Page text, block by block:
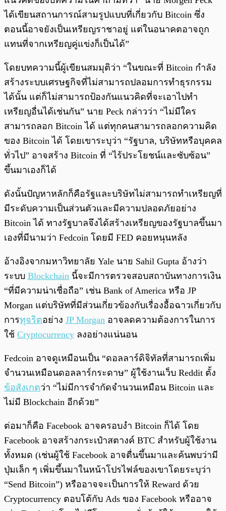
ได้เขียนสถานการณ์สามรูปแบบที่เกี่ยวกับ Bitcoin ซึ่ง
ตอนนี้อาจยังเป็นเหรียญราชาอยู่ แต่ในอนาคตอาจถูก
แทนที่จากเหรียญคู่แข่งก็เป็นได้”
โดยบทความนี้ผู้เขียนสมมุติว่า “ในขณะที่ Bitcoin กำลัง
สร้างระบบเศรษฐกิจที่ไม่สามารถปลอมการทำธุรกรรม
ได้นั้น แต่ก็ไม่สามารถป้องกันแนวคิดที่จะเอาไปทำ
เหรียญอื่นได้เช่นกัน” นาย Peck กล่าวว่า “ไม่มีใคร
สามารถลอก Bitcoin ได้ แต่ทุกคนสามารถลอกความคิด
ของ Bitcoin ได้ โดยเขาระบุว่า “รัฐบาล, บริษัทหรือบุคคล
ทั่วไป” อาจสร้าง Bitcoin ที่ “ไร้ประโยชน์และซับซ้อน”
ขึ้นมาเองก็ได้
ดังนั้นปัญหาหลักก็คือรัฐและบริษัทไม่สามารถทำเหรียญที่
มีระดับความเป็นส่วนตัวและมีความปลอดภัยอย่าง
Bitcoin ได้ ทางรัฐบาลจึงได้สร้างเหรียญของรัฐบาลขึ้นมา
เองที่มีนามว่า Fedcoin โดยมี FED คอยหนุนหลัง
อ้างอิงจากมหาวิทยาลัย Yale นาย Sahil Gupta อ้างว่า
ระบบ Blockchain นี้จะมีการตรวจสอบสถาบันทางการเงิน
“ที่มีความน่าเชื่อถือ” เช่น Bank of America หรือ JP
Morgan แต่บริษัทที่มีส่วนเกี่ยวข้องกับเรื่องอื้อฉาวเกี่ยวกับ
การทุจริตอย่าง JP Morgan อาจลดความต้องการในการ
ใช้ Cryptocurrency ลงอย่างแน่นอน
Fedcoin อาจดูเหมือนเป็น “ดอลลาร์ดิจิทัลที่สามารถเพิ่ม
จำนวนเหมือนดอลลาร์กระดาษ” ผู้ใช้งานเว็บ Reddit ตั้ง
ข้อสังเกตว่า “ไม่มีการจำกัดจำนวนเหมือน Bitcoin และ
ไม่มี Blockchain อีกด้วย”
ต่อมาก็คือ Facebook อาจครอบงำ Bitcoin ก็ได้ โดย
Facebook อาจสร้างกระเป๋าสตางค์ BTC สำหรับผู้ใช้งาน
ทั้งหมด (เช่นผู้ใช้ Facebook อาจตื่นขึ้นมาและค้นพบว่ามี
ปุ่มเล็ก ๆ เพิ่มขึ้นมาในหน้าโปรไฟล์ของเขาโดยระบุว่า
“Send Bitcoin”) หรืออาจจะเป็นการให้ Reward ด้วย
Cryptocurrency ตอบโต้กับ Ads ของ Facebook หรืออาจ